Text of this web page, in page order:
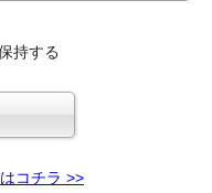
持する
コチラ >>